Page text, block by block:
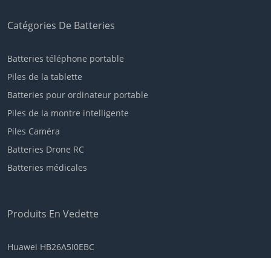
Catégories De Batteries
Batteries téléphone portable
Piles de la tablette
Batteries pour ordinateur portable
Piles de la montre intelligente
Piles Caméra
Batteries Drone RC
Batteries médicales
Produits En Vedette
Huawei HB26A5I0EBC